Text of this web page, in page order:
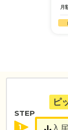
月
ピ
STEP
1